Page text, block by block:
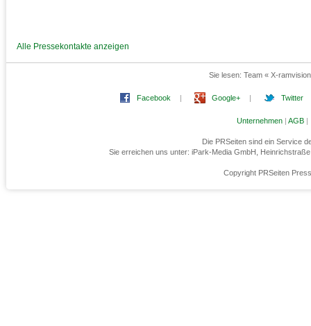
Alle Pressekontakte anzeigen
Sie lesen: Team « X-
Facebook | Google+ | Twitter
Unternehmen | AGB |
Die PRSeiten sind ein Service
Sie erreichen uns unter: iPark-Media GmbH,
Copyright PRSeiten